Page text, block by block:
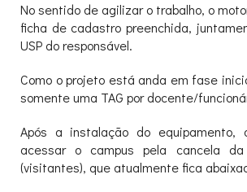
No sentido de agilizar o trabalho, o
ficha de cadastro preenchida,
USP do responsável.
Como o projeto está anda em fase
somente uma TAG por docente/
Após a instalação do equipamento,
acessar o campus pela cancela
(visitantes), que atualmente fica